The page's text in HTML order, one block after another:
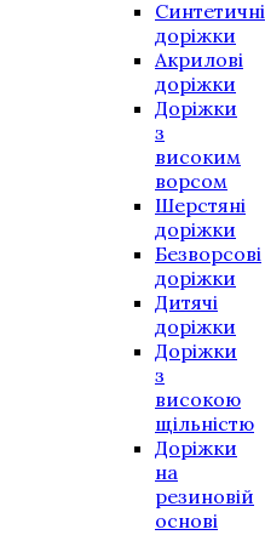
Синтетичні
доріжки
Акрилові
доріжки
Доріжки
з
високим
ворсом
Шерстяні
доріжки
Безворсові
доріжки
Дитячі
доріжки
Доріжки
з
високою
щільністю
Доріжки
на
резиновій
основі